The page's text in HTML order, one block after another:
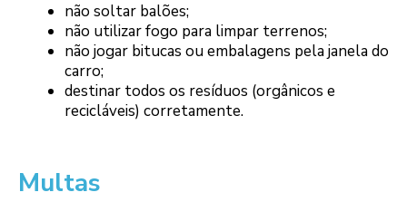
não soltar balões;
não utilizar fogo para limpar terrenos;
não jogar bitucas ou embalagens pela janela do
carro;
destinar todos os resíduos (orgânicos e
recicláveis) corretamente.
Multas